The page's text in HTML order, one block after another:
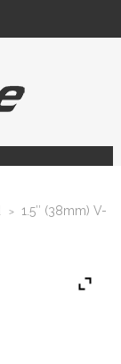
>
1.5″ (38mm) V-